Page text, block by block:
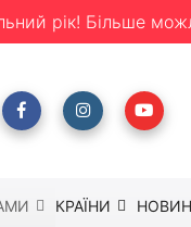
рік! Більше
КРАЇНИ